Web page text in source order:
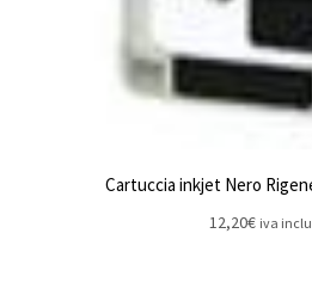
Cartuccia inkjet Nero
12,20€ iva